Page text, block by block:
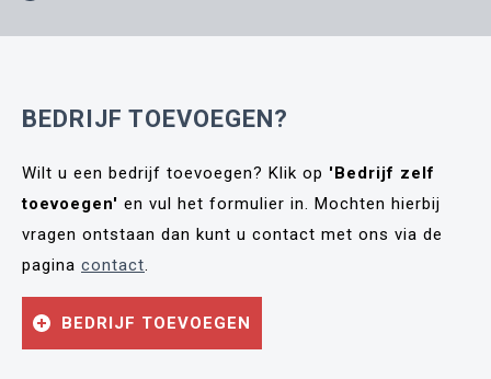
BEDRIJF TOEVOEGEN?
Wilt u een bedrijf toevoegen? Klik op 'Bedrijf zelf
toevoegen' en vul het formulier in. Mochten hierbij
vragen ontstaan dan kunt u contact met ons via de
pagina contact.
BEDRIJF TOEVOEGEN